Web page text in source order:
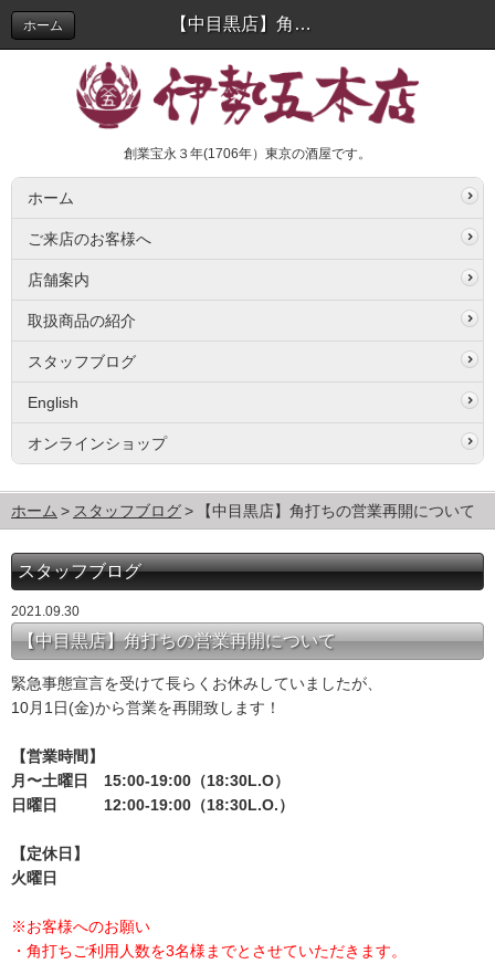
【中目黒店】角打ちの営業再開について | スタッフブログ
ホーム
創業宝永３年(1706年）東京の酒屋です。
ホーム
ご来店のお客様へ
店舗案内
取扱商品の紹介
スタッフブログ
English
オンラインショップ
ホーム スタッフブログ 【中目黒店】角打ちの営業再開について
スタッフブログ
2021.09.30
【中目黒店】角打ちの営業再開について
緊急事態宣言を受けて長らくお休みしていましたが、
10月1日(金)から営業を再開致します！
【営業時間】
月〜土曜日 15:00-19:00（18:30L.O）
日曜日 12:00-19:00（18:30L.O.）
【定休日】
火曜日
※お客様へのお願い
・角打ちご利用人数を3名様までとさせていただきます。